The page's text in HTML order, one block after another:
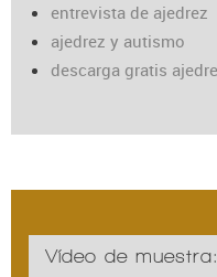
entrevista de ajedrez
ajedrez y autismo
descarga gratis
Vídeo de